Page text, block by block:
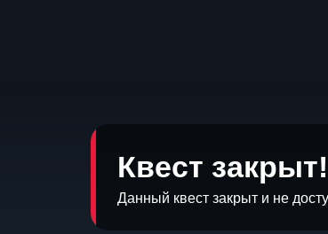
Квест закрыт!
Данный квест закрыт и не